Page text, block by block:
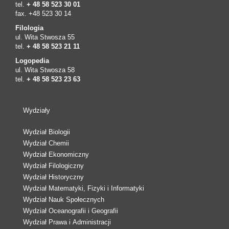
tel. + 48 58 523 30 01
fax. +48 523 30 14
Filologia
ul. Wita Stwosza 55
tel. + 48 58 523 21 11
Logopedia
ul. Wita Stwosza 58
tel. + 48 58 523 23 63
Wydziały
Wydział Biologii
Wydział Chemii
Wydział Ekonomiczny
Wydział Filologiczny
Wydział Historyczny
Wydział Matematyki, Fizyki i Informatyki
Wydział Nauk Społecznych
Wydział Oceanografii i Geografii
Wydział Prawa i Administracji